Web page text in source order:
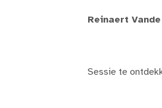
Reinaert
Sessie te